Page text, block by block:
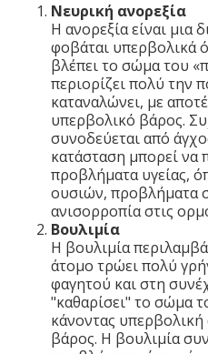
Νευρική ανορεξία
Η ανορεξία είναι μια
φοβάται υπερβολικά
βλέπει το σώμα του
περιορίζει πολύ την
καταναλώνει, με
υπερβολικό βάρος.
συνοδεύεται από
κατάσταση μπορεί να
προβλήματα υγείας,
ουσιών, προβλήματα
ανισορροπία στις
Βουλιμία
Η βουλιμία
άτομο τρώει πολύ
φαγητού και στη
"καθαρίσει" το σώμα
κάνοντας
βάρος. Η βουλιμία